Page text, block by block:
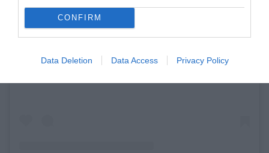
CONFIRM
Data Deletion Data Access Privacy Policy